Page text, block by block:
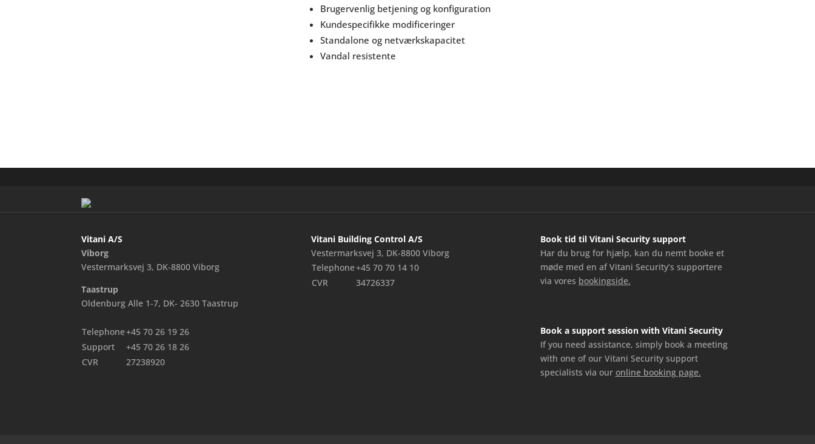
Brugervenlig betjening og konfiguration
Kundespecifikke modificeringer
Standalone og netværkskapacitet
Vandal resistente
Vitani A/S
Viborg
Vestermarksvej 3, DK-8800 Viborg
Taastrup
Oldenburg Alle 1-7, DK- 2630 Taastrup
Telephone+45 70 26 19 26
Support
+45 70 26 18 26
CVR
27238920
Vitani Building Control A/S
Vestermarksvej 3, DK-8800 Viborg
Telephone+45 70 70 14 10
CVR
34726337
Book tid til Vitani Security support
Har du brug for hjælp, kan du nemt booke et
møde med en af Vitani Security’s supportere
via vores bookingside.
Book a support session with Vitani Security
If you need assistance, simply book a meeting
with one of our Vitani Security support
specialists via our online booking page.